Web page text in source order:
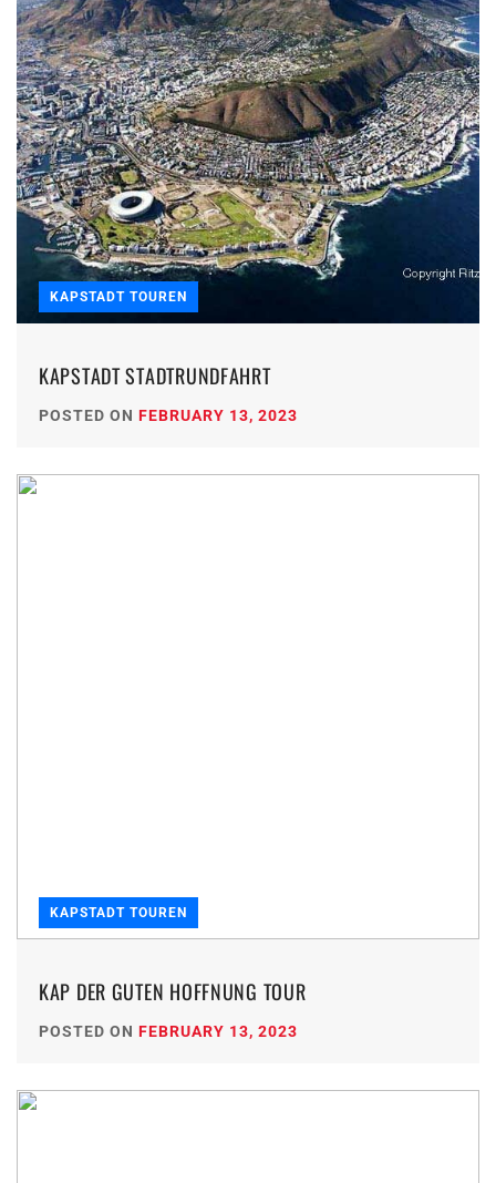
KAPSTADT TOUREN
KAPSTADT STADTRUNDFAHRT
POSTED ON FEBRUARY 13, 2023
KAPSTADT TOUREN
KAP DER GUTEN HOFFNUNG TOUR
POSTED ON FEBRUARY 13, 2023